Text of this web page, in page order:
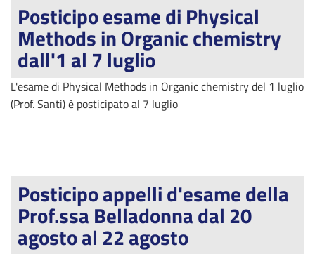
Posticipo esame di Physical
Methods in Organic chemistry
dall'1 al 7 luglio
L'esame di Physical Methods in Organic chemistry del 1 luglio
(Prof. Santi) è posticipato al 7 luglio
Posticipo appelli d'esame della
Prof.ssa Belladonna dal 20
agosto al 22 agosto